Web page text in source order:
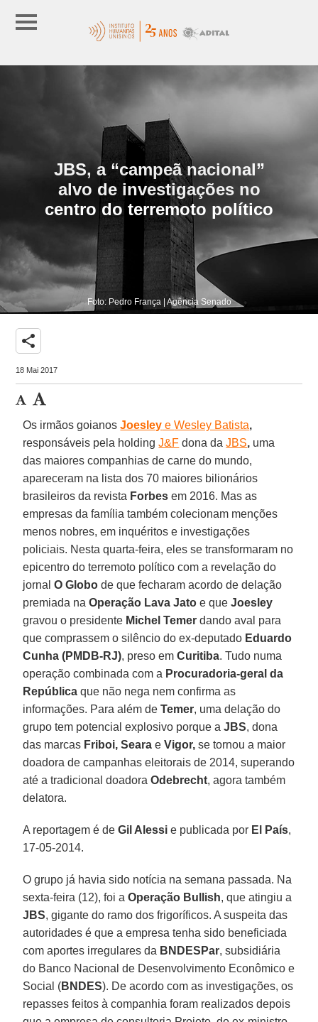
JBS, a “campeã nacional”
alvo de investigações no
centro do terremoto político
Foto: Pedro França | Agência Senado
share
18 Mai 2017
Os irmãos goianosJoesley eWesley Batista,
responsáveis pela holdingJ&F dona daJBS, uma
das maiores companhias de carne do mundo,
apareceram na lista dos 70 maiores bilionários
brasileiros da revista Forbes em 2016. Mas as
empresas da família também colecionam menções
menos nobres, em inquéritos e investigações
policiais. Nesta quarta-feira, eles se transformaram no
epicentro do terremoto político com a revelação do
jornalO Globo de que fecharam acordo de delação
premiada naOperação Lava Jato e queJoesley
gravou o presidente Michel Temer dando aval para
que comprassem o silêncio do ex-deputado Eduardo
Cunha (PMDB-RJ), preso emCuritiba. Tudo numa
operação combinada com a Procuradoria-geral da
República que não nega nem confirma as
informações. Para além deTemer, uma delação do
grupo tem potencial explosivo porque aJBS, dona
das marcas Friboi, Seara eVigor, se tornou a maior
doadora de campanhas eleitorais de 2014, superando
até a tradicional doadoraOdebrecht, agora também
delatora.
A reportagem é deGil Alessi e publicada por El País,
17-05-2014.
O grupo já havia sido notícia na semana passada. Na
sexta-feira (12), foi aOperação Bullish, que atingiu a
JBS, gigante do ramo dos frigoríficos. A suspeita das
autoridades é que a empresa tenha sido beneficiada
com aportes irregulares da BNDESPar, subsidiária
do Banco Nacional de Desenvolvimento Econômico e
Social (BNDES). De acordo com as investigações, os
repasses feitos à companhia foram realizados depois